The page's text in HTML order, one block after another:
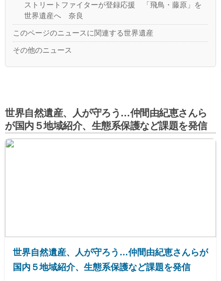
ストリートファイターが登録応援 「飛鳥・藤原」を
世界遺産へ 奈良
このページのニュースに関連する世界遺産
その他のニュース
世界自然遺産、人が守ろう…仲間由紀恵さんら
が国内５地域紹介、生態系保護など課題を発信
世界自然遺産、人が守ろう…仲間由紀恵さんらが
国内５地域紹介、生態系保護など課題を発信